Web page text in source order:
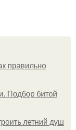
правильно
Подбор битой
летний душ